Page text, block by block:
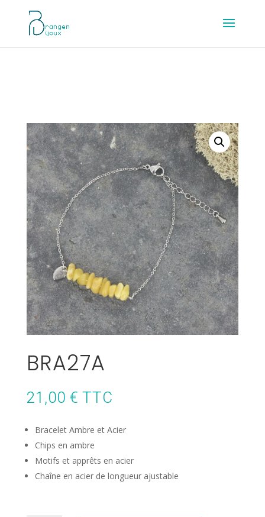
BRA27A
21,00 € TTC
Bracelet Ambre et Acier
Chips en ambre
Motifs et apprêts en acier
Chaîne en acier de longueur ajustable